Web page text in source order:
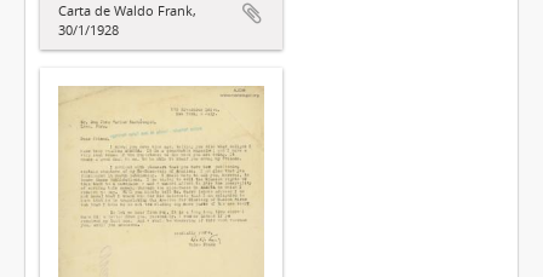
Carta de Waldo Frank,
30/1/1928